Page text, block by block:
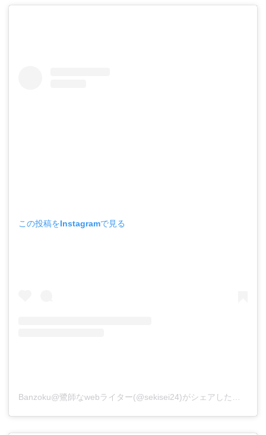
この投稿をInstagramで見る
Banzoku@鷺師なwebライター(@sekisei24)がシェアした投稿